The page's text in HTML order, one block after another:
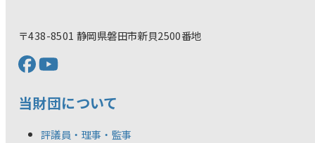
〒438-8501 静岡県磐田市新貝2500番地
当財団について
評議員・理事・監事